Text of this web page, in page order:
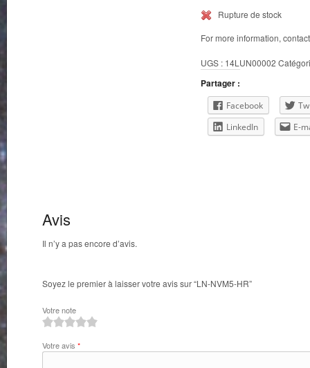
Rupture de stock
For more information,
UGS : 14LUN00002
Partager :
Facebook
LinkedIn
E-
Avis
Il n’y a pas encore d’avis.
Soyez le premier à laisser votre avis sur “LN-NVM5-HR”
Votre note
Votre avis *